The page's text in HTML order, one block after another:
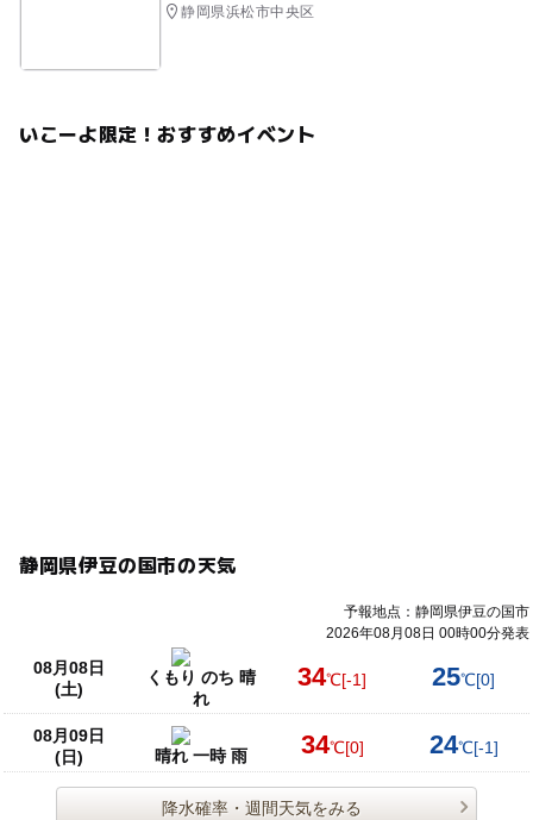
静岡県浜松市中央区
いこーよ限定！おすすめイベント
静岡県伊豆の国市の天気
予報地点：静岡県伊豆の国市
2026年08月08日 00時00分発表
08月08日
(土)
くもり のち 晴
れ
34℃[-1] 25℃[0]
08月09日
(日)
晴れ 一時 雨 34℃[0] 24℃[-1]
降水確率・週間天気をみる